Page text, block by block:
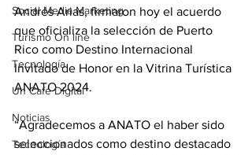
Social Media Marketing
Turismo On line
Tecnología
Un Café Digital
Noticias
Tecnología
Andrés Arias, firmaron hoy el acuerdo
que oficializa la selección de Puerto
Rico como Destino Internacional
Invitado de Honor en la Vitrina Turística
ANATO 2024.
“Agradecemos a ANATO el haber sido
seleccionados como destino destacado